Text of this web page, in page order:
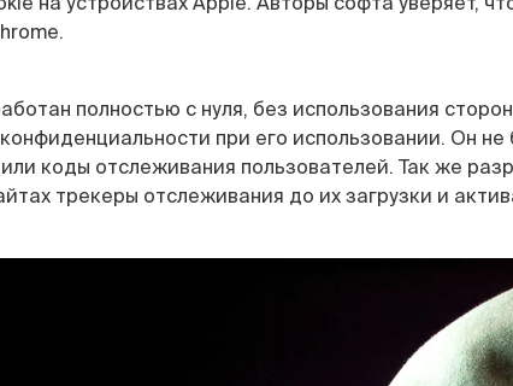
полностью с нуля, без использования
при его использовании. Он
коды отслеживания пользователей. Так же
трекеры отслеживания до их загрузки и